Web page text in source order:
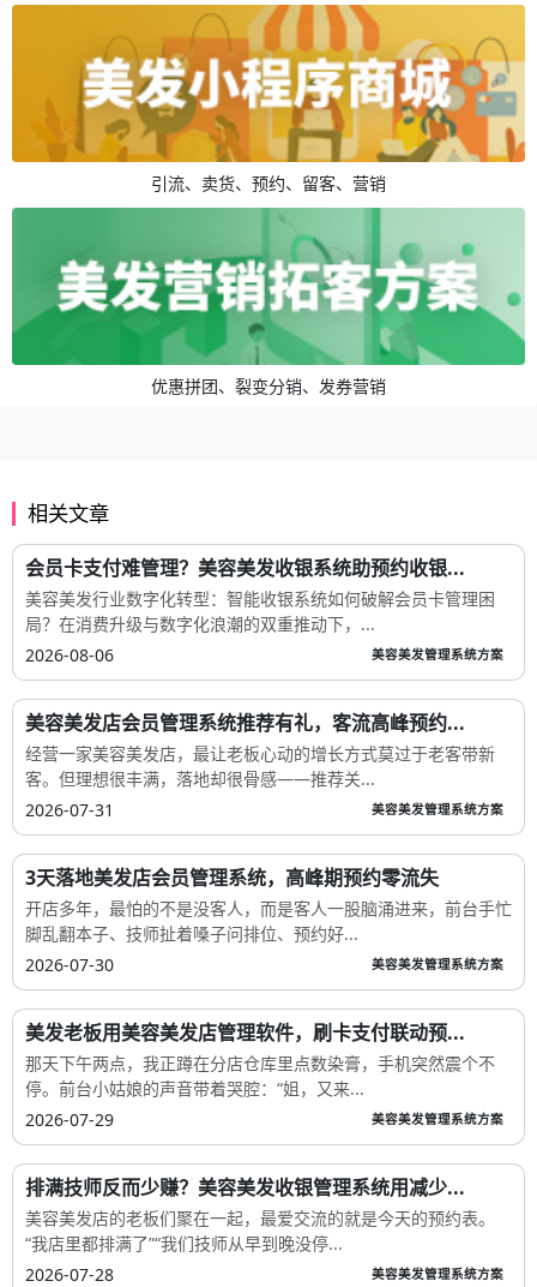
引流、卖货、预约、留客、营销
优惠拼团、裂变分销、发券营销
相关文章
会员卡支付难管理？美容美发收银系统助预约收银...
美容美发行业数字化转型：智能收银系统如何破解会员卡管理困
局？在消费升级与数字化浪潮的双重推动下，...
2026-08-06
美容美发管理系统方案
美容美发店会员管理系统推荐有礼，客流高峰预约...
经营一家美容美发店，最让老板心动的增长方式莫过于老客带新
客。但理想很丰满，落地却很骨感——推荐关...
2026-07-31
美容美发管理系统方案
3天落地美发店会员管理系统，高峰期预约零流失
开店多年，最怕的不是没客人，而是客人一股脑涌进来，前台手忙
脚乱翻本子、技师扯着嗓子问排位、预约好...
2026-07-30
美容美发管理系统方案
美发老板用美容美发店管理软件，刷卡支付联动预...
那天下午两点，我正蹲在分店仓库里点数染膏，手机突然震个不
停。前台小姑娘的声音带着哭腔：“姐，又来...
2026-07-29
美容美发管理系统方案
排满技师反而少赚？美容美发收银管理系统用减少...
美容美发店的老板们聚在一起，最爱交流的就是今天的预约表。
“我店里都排满了”“我们技师从早到晚没停...
2026-07-28
美容美发管理系统方案